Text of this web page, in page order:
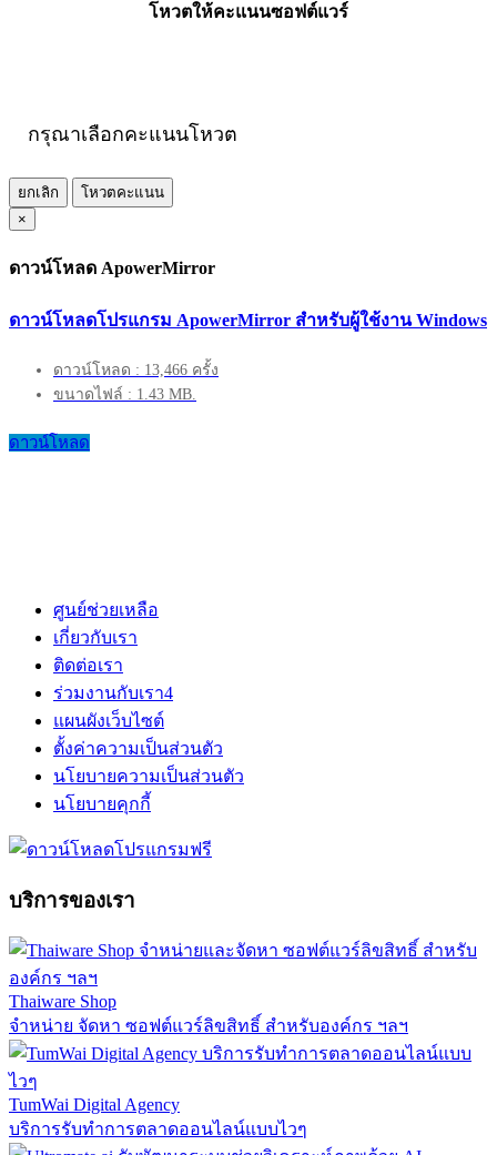
โหวตให้คะแนนซอฟต์แวร์
กรุณาเลือกคะแนนโหวต
ยกเลิก
โหวตคะแนน
×
ดาวน์โหลด ApowerMirror
ดาวน์โหลดโปรแกรม ApowerMirror สำหรับผู้ใช้งาน Windows
ดาวน์โหลด : 13,466 ครั้ง
ขนาดไฟล์ : 1.43 MB.
ดาวน์โหลด
ศูนย์ช่วยเหลือ
เกี่ยวกับเรา
ติดต่อเรา
ร่วมงานกับเรา4
แผนผังเว็บไซต์
ตั้งค่าความเป็นส่วนตัว
นโยบายความเป็นส่วนตัว
นโยบายคุกกี้
บริการของเรา
Thaiware Shop
จำหน่าย จัดหา ซอฟต์แวร์ลิขสิทธิ์ สำหรับองค์กร ฯลฯ
TumWai Digital Agency
บริการรับทำการตลาดออนไลน์แบบไวๆ